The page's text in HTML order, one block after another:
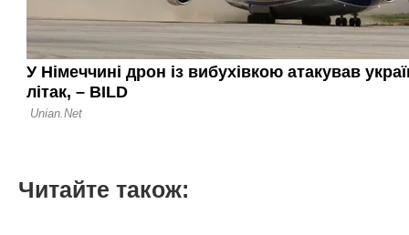
Читайте також: